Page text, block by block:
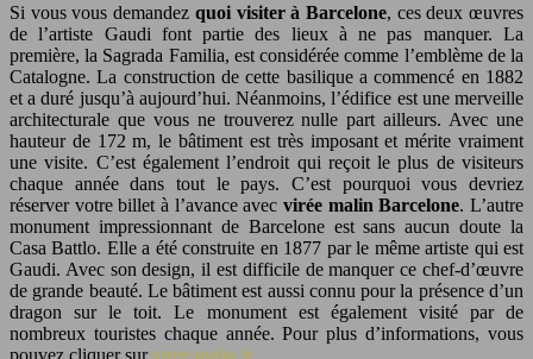
Si vous vous demandez quoi visiter à Barcelone, ces deux œuvres
de l’artiste Gaudi font partie des lieux à ne pas manquer. La
première, la Sagrada Familia, est considérée comme l’emblème de la
Catalogne. La construction de cette basilique a commencé en 1882
et a duré jusqu’à aujourd’hui. Néanmoins, l’édifice est une merveille
architecturale que vous ne trouverez nulle part ailleurs. Avec une
hauteur de 172 m, le bâtiment est très imposant et mérite vraiment
une visite. C’est également l’endroit qui reçoit le plus de visiteurs
chaque année dans tout le pays. C’est pourquoi vous devriez
réserver votre billet à l’avance avec virée malin Barcelone. L’autre
monument impressionnant de Barcelone est sans aucun doute la
Casa Battlo. Elle a été construite en 1877 par le même artiste qui est
Gaudi. Avec son design, il est difficile de manquer ce chef-d’œuvre
de grande beauté. Le bâtiment est aussi connu pour la présence d’un
dragon sur le toit. Le monument est également visité par de
nombreux touristes chaque année. Pour plus d’informations, vous
pouvez cliquer surviree-malin.fr.